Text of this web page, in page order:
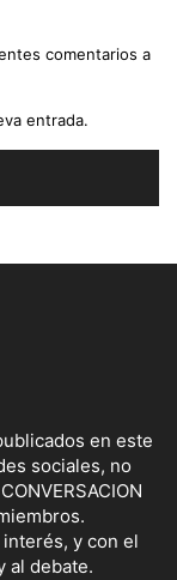
comentarios a
entrada.
en este
sociales, no
y con el
al debate.